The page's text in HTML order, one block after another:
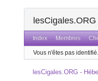
Index Membres
Vous n'êtes pas identifié.
lesCigales.ORG -